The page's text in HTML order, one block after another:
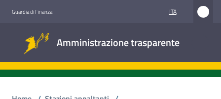
Guardia di Finanza ITA
Amministrazione trasparente
trasparente